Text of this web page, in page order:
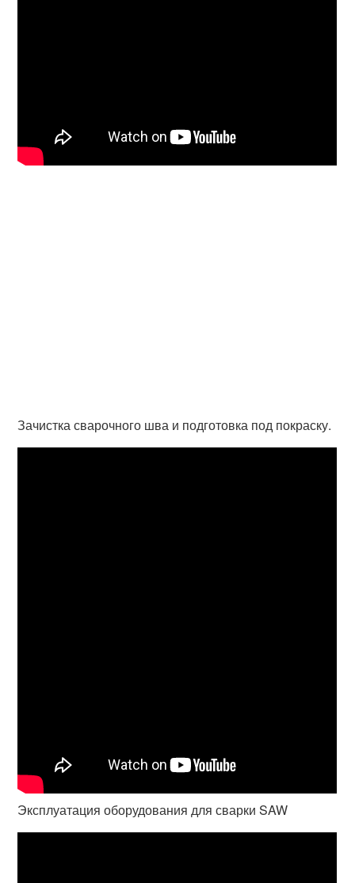
Зачистка сварочного шва и подготовка под покраску.
Эксплуатация оборудования для сварки SAW